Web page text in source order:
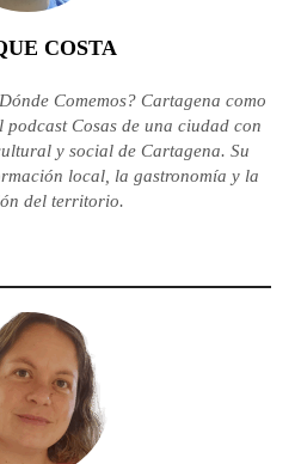
COSTA
Comemos? Cartagena como
podcast Cosas de una ciudad con
y social de Cartagena. Su
local, la gastronomía y la
del territorio.